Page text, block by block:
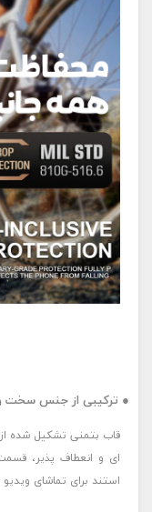
● ترکیبی از جنس سخت
قاب بتمنی تشکیل شده
ای و انعطاف پذیر،
استند برای تماشای